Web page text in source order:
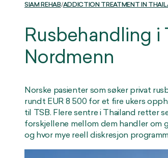
SIAM REHAB/ADDICTION TREATMENT IN
Rusbehandling i
Nordmenn
Norske pasienter som søker privat
rundt EUR 8 500 for et fire ukers
til TSB. Flere sentre i Thailand retter
forskjellene mellom dem handler om
og hvor mye reell diskresjon